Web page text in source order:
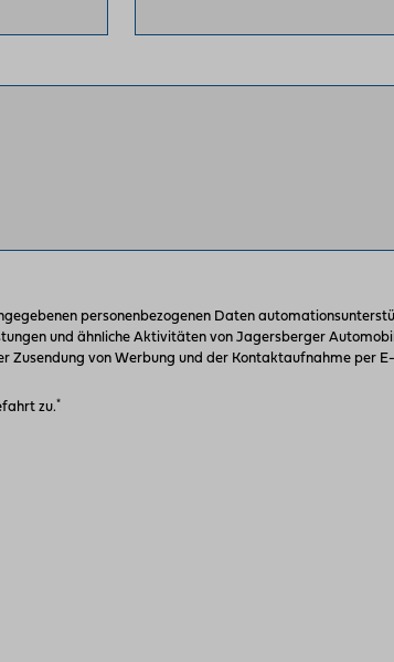
personenbezogenen Daten
und ähnliche Aktivitäten von Jagersberger
von Werbung und der Kontaktaufnahme per
zu.*